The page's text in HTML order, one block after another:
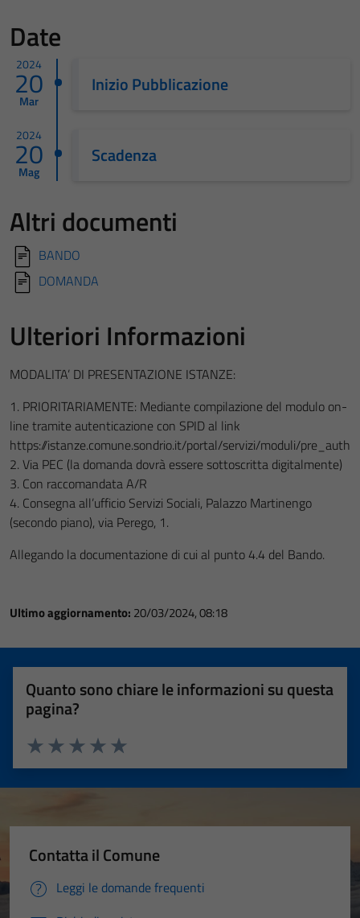
Date
2024
20
Mar
Inizio Pubblicazione
2024
20
Mag
Scadenza
Altri documenti
BANDO
DOMANDA
Ulteriori Informazioni
MODALITA’ DI PRESENTAZIONE ISTANZE:
1. PRIORITARIAMENTE: Mediante compilazione del modulo on-
line tramite autenticazione con SPID al link
https://istanze.comune.sondrio.it/portal/servizi/moduli/pre_auth
2. Via PEC (la domanda dovrà essere sottoscritta digitalmente)
3. Con raccomandata A/R
4. Consegna all’ufficio Servizi Sociali, Palazzo Martinengo
(secondo piano), via Perego, 1.
Allegando la documentazione di cui al punto 4.4 del Bando.
Ultimo aggiornamento: 20/03/2024, 08:18
Quanto sono chiare le informazioni su questa
pagina?
Valuta 5 stelle su 5
Valuta 4 stelle su 5
Valuta 3 stelle su 5
Valuta 2 stelle su 5
Valuta 1 stelle su 5
Contatta il Comune
Leggi le domande frequenti